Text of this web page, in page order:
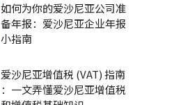
如何为你的爱沙尼亚公司准
备年报：爱沙尼亚企业年报
小指南
爱沙尼亚增值税 (VAT) 指南
：一文弄懂爱沙尼亚增值税